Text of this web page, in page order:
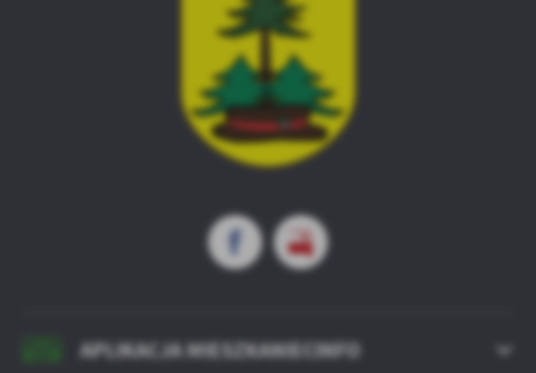
APLIKACJA MIESZKANIECINFO